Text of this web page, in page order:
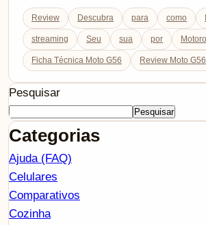
Review Descubra para como
streaming Seu sua por
Ficha Técnica Moto G56 Review Moto G56
Pesquisar
Pesquisar
Categorias
Ajuda (FAQ)
Celulares
Comparativos
Cozinha